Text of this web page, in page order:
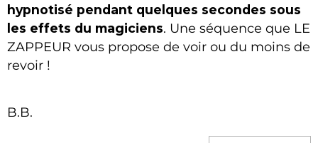
hypnotisé pendant quelques secondes sous
les effets du magiciens. Une séquence que LE
ZAPPEUR vous propose de voir ou du moins de
revoir !
B.B.